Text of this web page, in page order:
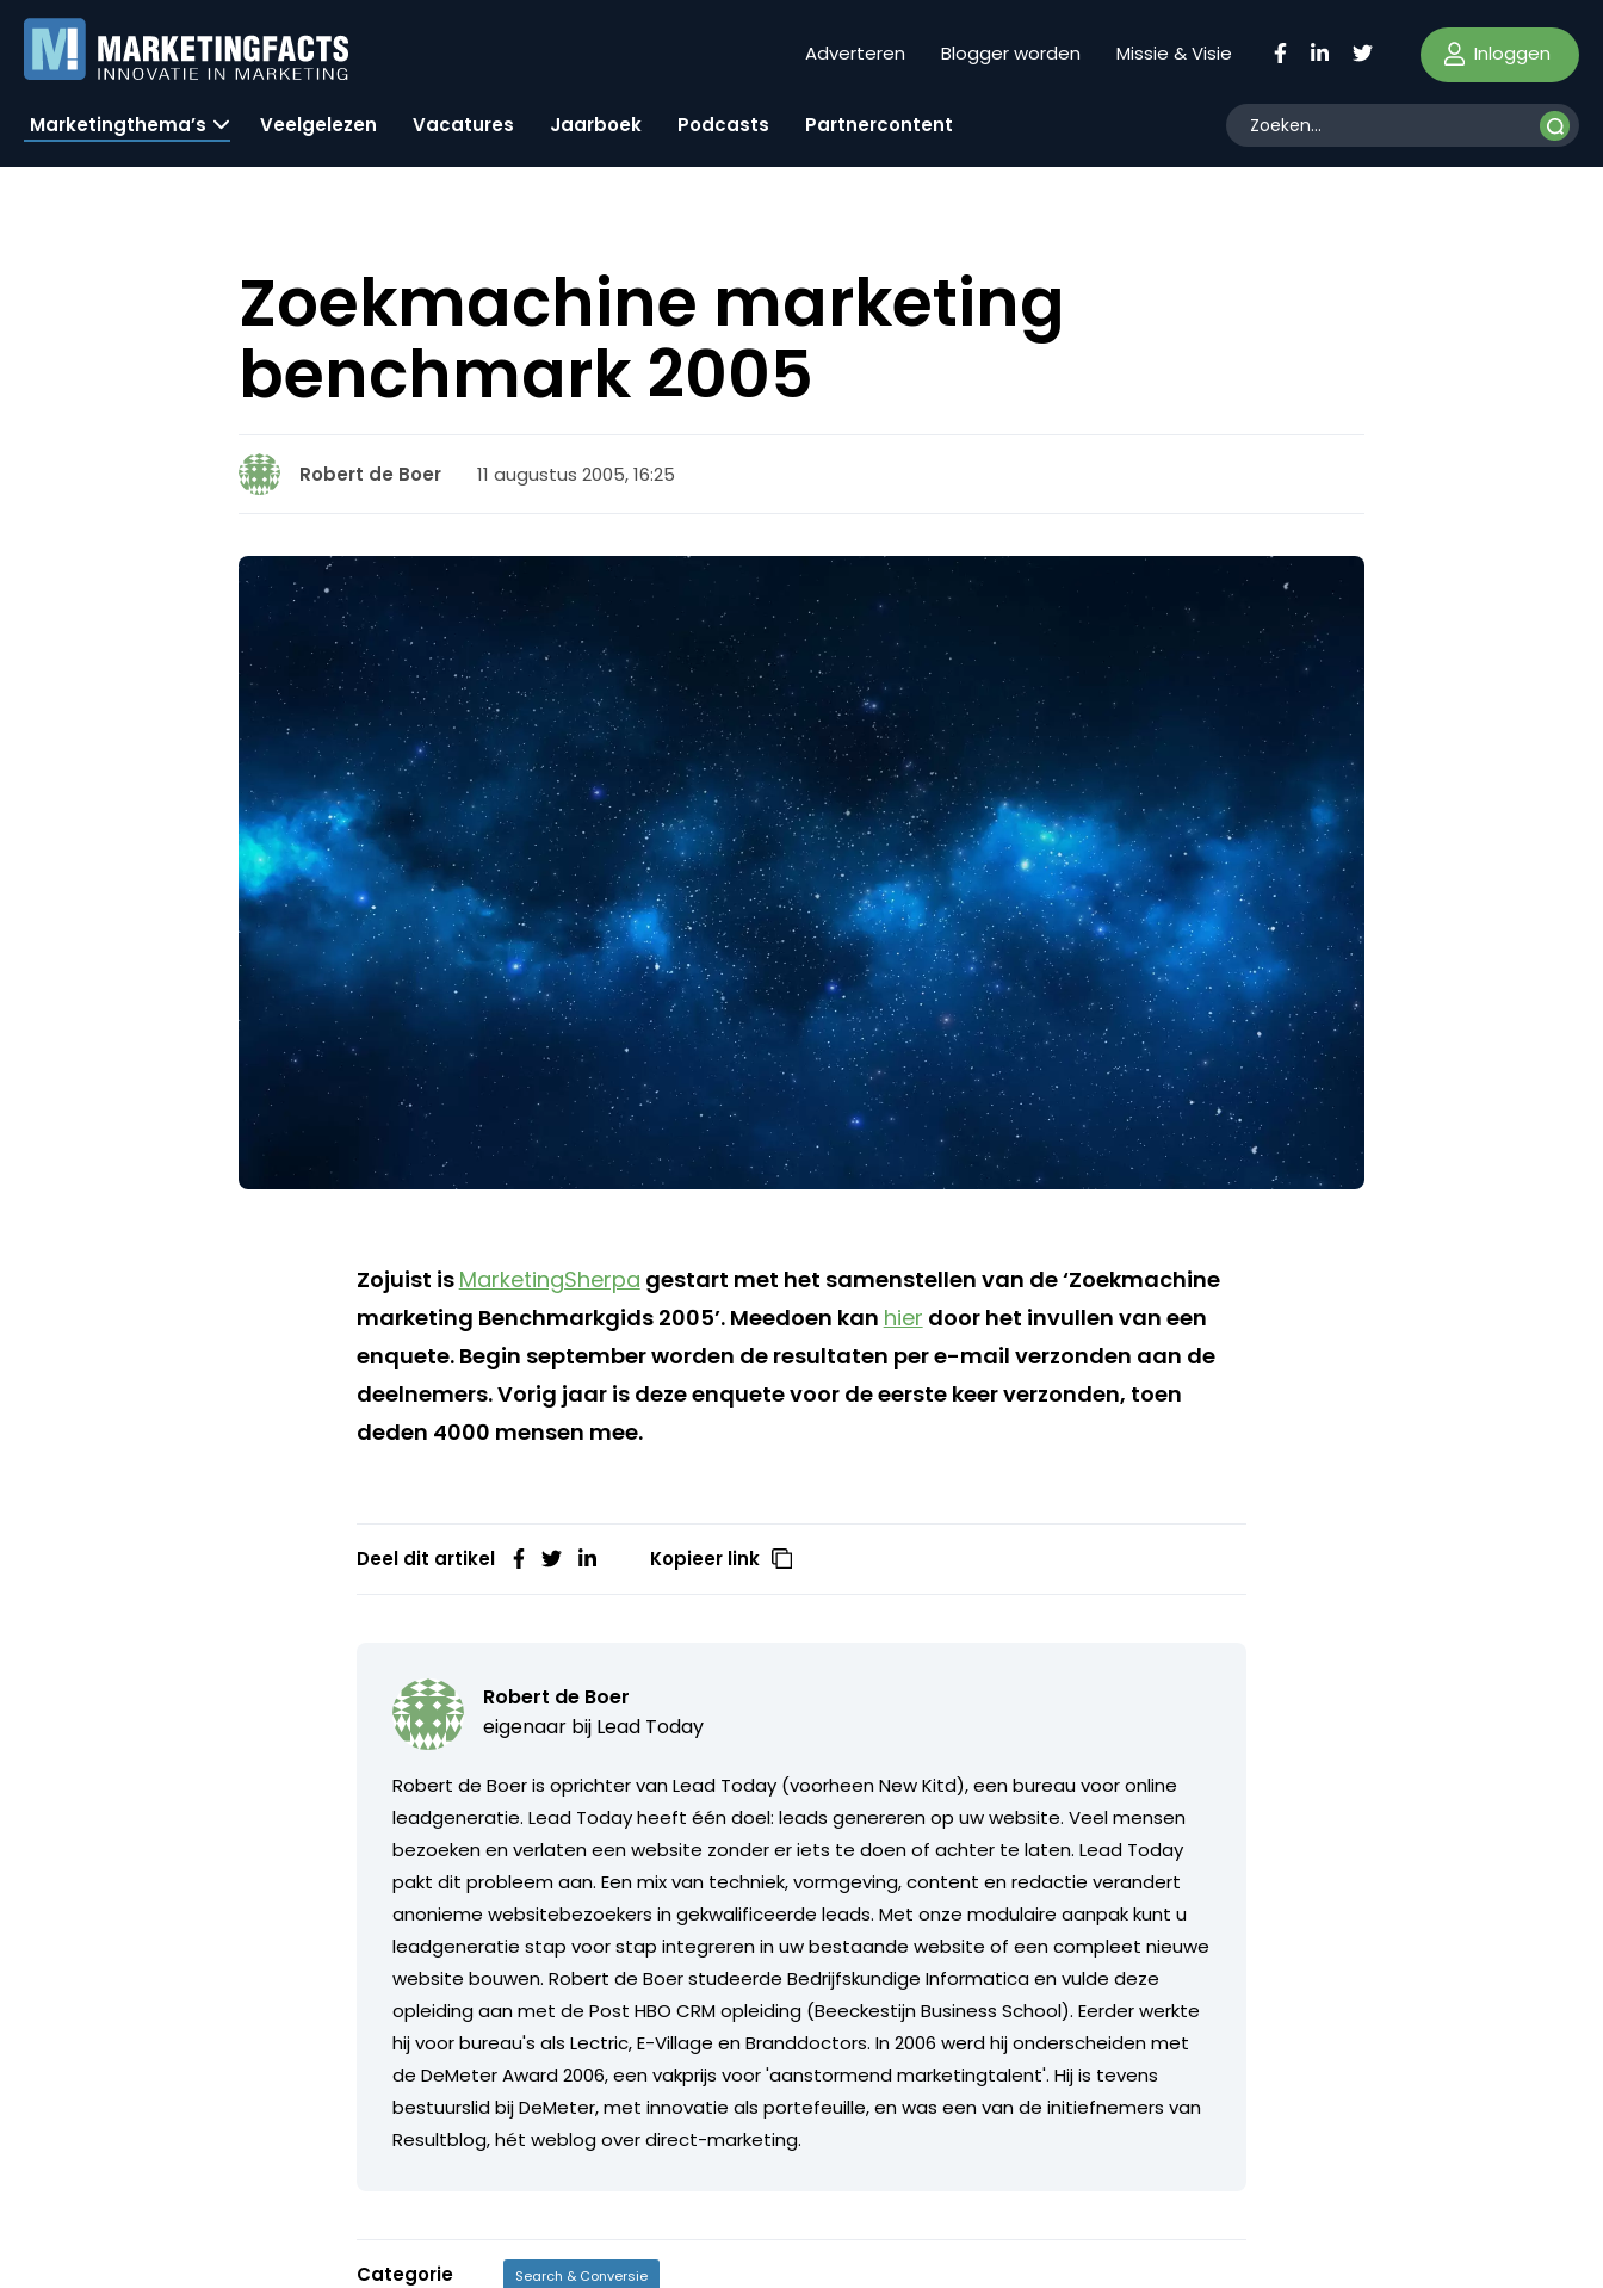
Adverteren Blogger worden Missie & Visie Inloggen
Marketingthema’s Veelgelezen Vacatures Jaarboek Podcasts Partnercontent
Zoekmachine marketing
benchmark 2005
Robert de Boer 11 augustus 2005, 16:25
Zojuist is MarketingSherpa gestart met het samenstellen van de ‘Zoekmachine
marketing Benchmarkgids 2005’. Meedoen kan hier door het invullen van een
enquete. Begin september worden de resultaten per e-mail verzonden aan de
deelnemers. Vorig jaar is deze enquete voor de eerste keer verzonden, toen
deden 4000 mensen mee.
Deel dit artikel Kopieer link
Robert de Boer
eigenaar bij Lead Today
Robert de Boer is oprichter van Lead Today (voorheen New Kitd), een bureau voor online
leadgeneratie. Lead Today heeft één doel: leads genereren op uw website. Veel mensen
bezoeken en verlaten een website zonder er iets te doen of achter te laten. Lead Today
pakt dit probleem aan. Een mix van techniek, vormgeving, content en redactie verandert
anonieme websitebezoekers in gekwalificeerde leads. Met onze modulaire aanpak kunt u
leadgeneratie stap voor stap integreren in uw bestaande website of een compleet nieuwe
website bouwen. Robert de Boer studeerde Bedrijfskundige Informatica en vulde deze
opleiding aan met de Post HBO CRM opleiding (Beeckestijn Business School). Eerder werkte
hij voor bureau's als Lectric, E-Village en Branddoctors. In 2006 werd hij onderscheiden met
de DeMeter Award 2006, een vakprijs voor 'aanstormend marketingtalent'. Hij is tevens
bestuurslid bij DeMeter, met innovatie als portefeuille, en was een van de initiefnemers van
Resultblog, hét weblog over direct-marketing.
Categorie Search & Conversie